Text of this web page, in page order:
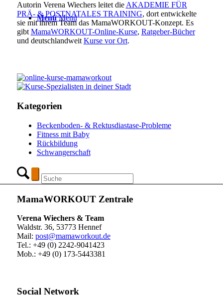
Menü Menü
Autorin Verena Wiechers leitet dieAKADEMIE FÜR
PRÄ- & POSTNATALES TRAINING, dort entwickelte
sie mit ihrem Team das MamaWORKOUT-Konzept. Es
gibtMamaWORKOUT-Online-Kurse, Ratgeber-Bücher
und deutschlandweitKurse vor Ort.
Kategorien
Beckenboden- & Rektusdiastase-Probleme
Fitness mit Baby
Rückbildung
Schwangerschaft
MamaWORKOUT Zentrale
Verena Wiechers & Team
Waldstr. 36, 53773 Hennef
Mail: post@mamaworkout.de
Tel.: +49 (0) 2242-9041423
Mob.: +49 (0) 173-5443381
Social Network